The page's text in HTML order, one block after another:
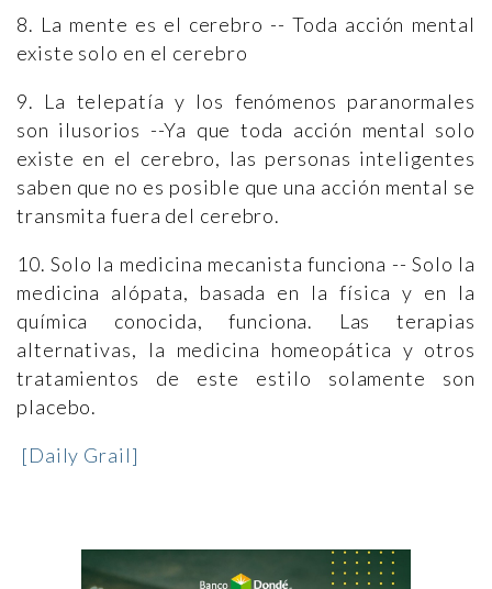
8. La mente es el cerebro -- Toda acción mental
existe solo en el cerebro
9. La telepatía y los fenómenos paranormales
son ilusorios --Ya que toda acción mental solo
existe en el cerebro, las personas inteligentes
saben que no es posible que una acción mental se
transmita fuera del cerebro.
10. Solo la medicina mecanista funciona -- Solo la
medicina alópata, basada en la física y en la
química conocida, funciona. Las terapias
alternativas, la medicina homeopática y otros
tratamientos de este estilo solamente son
placebo.
[Daily Grail]